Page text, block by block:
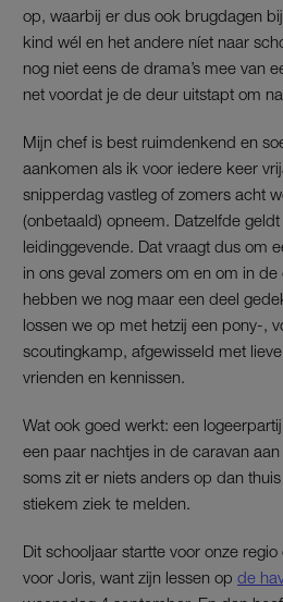
op, waarbij er dus ook brugdagen
kind wél en het andere níet naar
nog niet eens de drama’s mee van
net voordat je de deur uitstapt om
Mijn chef is best ruimdenkend en
aankomen als ik voor iedere keer
snipperdag vastleg of zomers acht
(onbetaald) opneem. Datzelfde
leidinggevende. Dat vraagt dus om
in ons geval zomers om en om in
hebben we nog maar een deel
lossen we op met hetzij een pony-,
scoutingkamp, afgewisseld met lieve
vrienden en kennissen.
Wat ook goed werkt: een
een paar nachtjes in de caravan
soms zit er niets anders op dan
stiekem ziek te melden.
Dit schooljaar startte voor onze
voor Joris, want zijn lessen op de